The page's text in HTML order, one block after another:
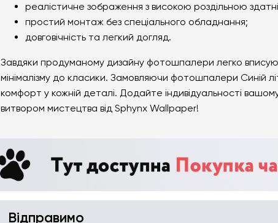
реалістичне зображення з високою роздільною
простий монтаж без спеціального обладнання;
довговічність та легкий догляд.
Завдяки продуманому дизайну фотошпалери легко
мінімалізму до класики. Замовляючи фотошпалери Синій
комфорт у кожній деталі. Додайте індивідуальності
витвором мистецтва від Sphynx Wallpaper!
Відправимо